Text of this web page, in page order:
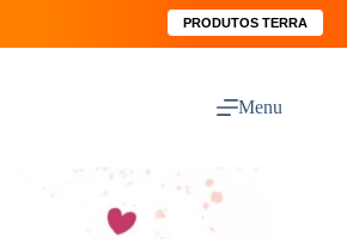
PRODUTOS TERRA
Menu